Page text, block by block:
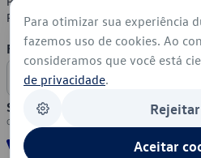
Política de Cookies
Formas de Pagamento
Segurança
Para otimizar sua experiência
fazemos uso de cookies. Ao
consideramos que você está
de privacidade.
Aceitar